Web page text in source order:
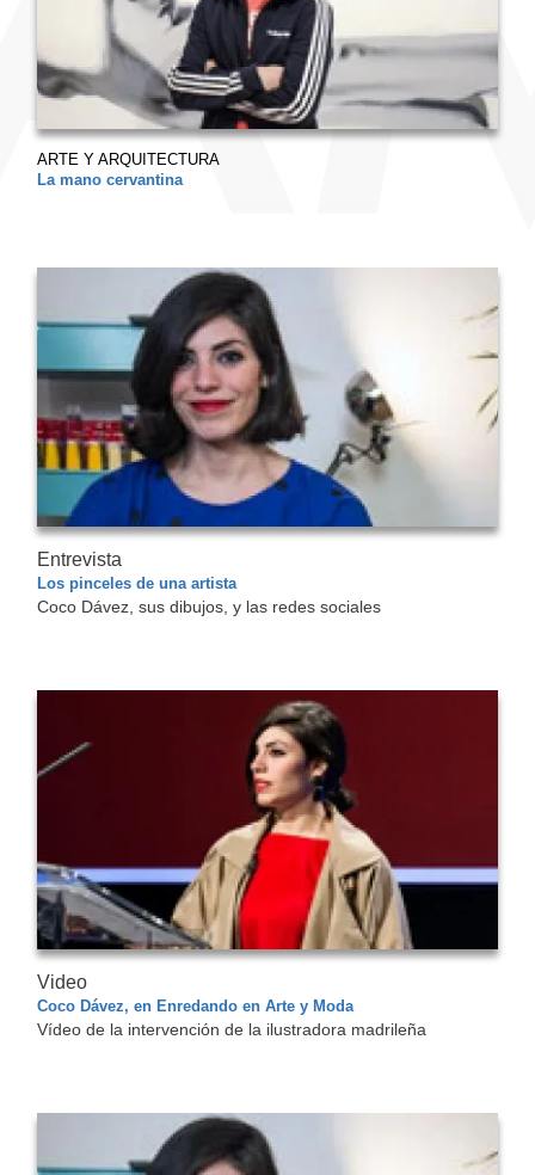
ARTE Y ARQUITECTURA
La mano cervantina
Entrevista
Los pinceles de una artista
Coco Dávez, sus dibujos, y las redes sociales
Video
Coco Dávez, en Enredando en Arte y Moda
Vídeo de la intervención de la ilustradora madrileña